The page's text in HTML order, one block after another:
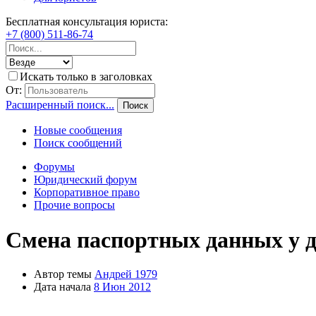
Бесплатная консультация юриста:
+7 (800) 511-86-74
Искать только в заголовках
От:
Расширенный поиск...
Поиск
Новые сообщения
Поиск сообщений
Форумы
Юридический форум
Корпоративное право
Прочие вопросы
Смена паспортных данных у
Автор темы Андрей 1979
Дата начала 8 Июн 2012